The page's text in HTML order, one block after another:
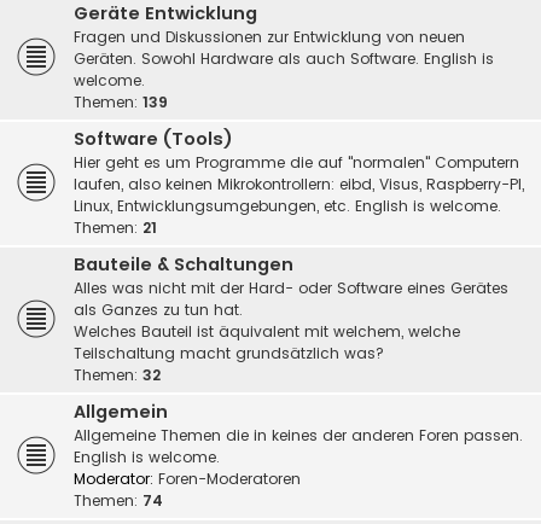
Geräte Entwicklung
Fragen und Diskussionen zur Entwicklung von neuen
Geräten. Sowohl Hardware als auch Software. English is
welcome.
Themen: 139
Software (Tools)
Hier geht es um Programme die auf "normalen" Computern
laufen, also keinen Mikrokontrollern: eibd, Visus, Raspberry-PI,
Linux, Entwicklungsumgebungen, etc. English is welcome.
Themen: 21
Bauteile & Schaltungen
Alles was nicht mit der Hard- oder Software eines Gerätes
als Ganzes zu tun hat.
Welches Bauteil ist äquivalent mit welchem, welche
Teilschaltung macht grundsätzlich was?
Themen: 32
Allgemein
Allgemeine Themen die in keines der anderen Foren passen.
English is welcome.
Moderator: Foren-Moderatoren
Themen: 74